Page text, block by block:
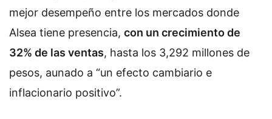
mejor desempeño entre los mercados donde
Alsea tiene presencia, con un crecimiento de
32% de las ventas, hasta los 3,292 millones de
pesos, aunado a “un efecto cambiario e
inflacionario positivo”.